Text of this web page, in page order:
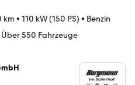
km • 110 kW (150 PS) • Benzin
Über 550 Fahrzeuge